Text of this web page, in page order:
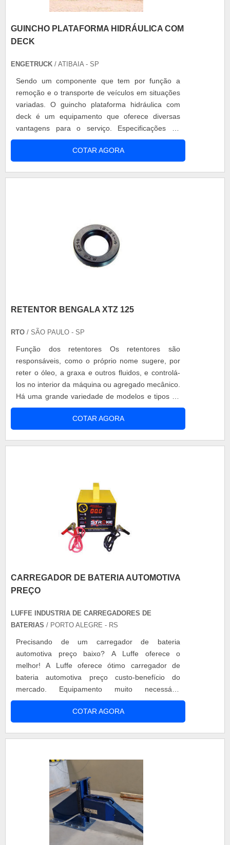
GUINCHO PLATAFORMA HIDRÁULICA COM
DECK
ENGETRUCK / ATIBAIA - SP
Sendo um componente que tem por função a
remoção e o transporte de veículos em situações
variadas. O guincho plataforma hidráulica com
deck é um equipamento que oferece diversas
vantagens para o serviço. Especificações do
guincho plataforma hidráulica com deck O
guincho plataforma exige ampla mão de obra
especializada em sua fabricação. Além disso, é
COTAR AGORA
RETENTOR BENGALA XTZ 125
RTO / SÃO PAULO - SP
Função dos retentores Os retentores são
responsáveis, como o próprio nome sugere, por
reter o óleo, a graxa e outros fluidos, e controlá-
los no interior da máquina ou agregado mecânico.
Há uma grande variedade de modelos e tipos de
retentores para motos, tais como: Retentor
bengala xtz 125; Retentor da embreagem;
Retentor da roda traseira; Retentor do motor de
COTAR AGORA
CARREGADOR DE BATERIA AUTOMOTIVA
PREÇO
LUFFE INDUSTRIA DE CARREGADORES DE
BATERIAS / PORTO ALEGRE - RS
Precisando de um carregador de bateria
automotiva preço baixo? A Luffe oferece o
melhor! A Luffe oferece ótimo carregador de
bateria automotiva preço custo-benefício do
mercado. Equipamento muito necessário
atualmente devido ao grande número de
dispositivos elétricos nos veículos. Diferencial
Carregadores de baterias automotivas preço
automático ou manu....
COTAR AGORA